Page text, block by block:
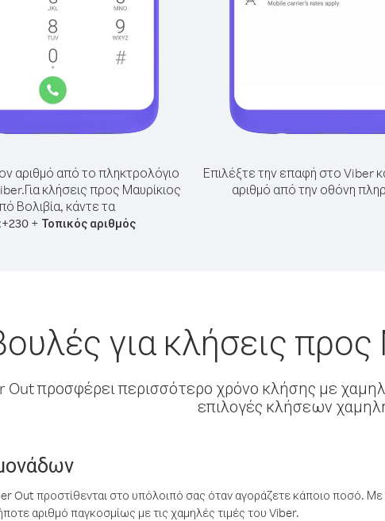
αριθμό από το πληκτρολόγιο
Για κλήσεις προς Μαυρίκιος
Βολιβία, κάντε τα
+230+ Τοπικός αριθμός
Επιλέξτε την επαφή στο Viber
αριθμό από την οθόνη
για κλήσεις
Out προσφέρει περισσότερο χρόνο κλήσης με
επιλογές κλήσεων
Out προστίθενται στο υπόλοιπό σας όταν αγοράζετε κάποιο ποσό. Με
αριθμό παγκοσμίως με τις χαμηλές τιμές του Viber.